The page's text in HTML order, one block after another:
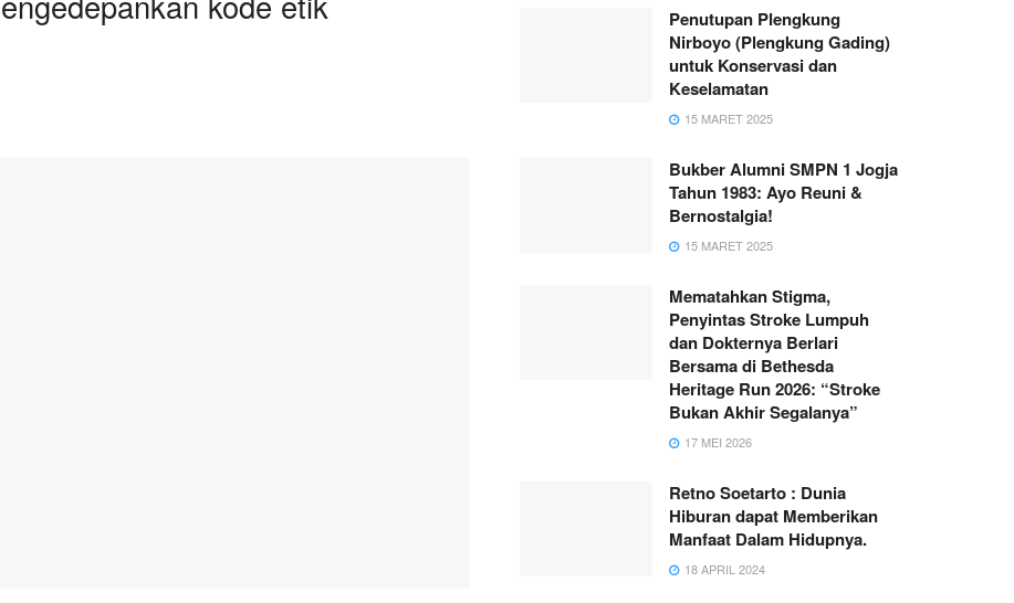
Penutupan Plengkung
Nirboyo (Plengkung Gading)
untuk Konservasi dan
Keselamatan
15 MARET 2025
Bukber Alumni SMPN 1 Jogja
Tahun 1983: Ayo Reuni &
Bernostalgia!
15 MARET 2025
Mematahkan Stigma,
Penyintas Stroke Lumpuh
dan Dokternya Berlari
Bersama di Bethesda
Heritage Run 2026: “Stroke
Bukan Akhir Segalanya”
17 MEI 2026
Retno Soetarto : Dunia
Hiburan dapat Memberikan
Manfaat Dalam Hidupnya.
18 APRIL 2024